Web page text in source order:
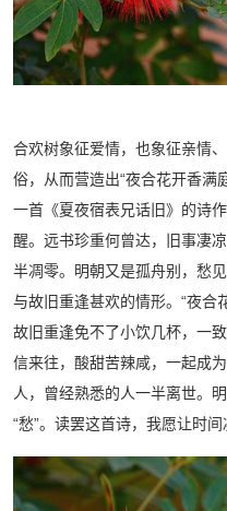
合欢树象征爱情，也象征亲情
俗，从而营造出“夜合花开香满
一首《夏夜宿表兄话旧》的诗
醒。远书珍重何曾达，旧事凄
半凋零。明朝又是孤舟别，愁
与故旧重逢甚欢的情形。“夜合
故旧重逢免不了小饮几杯，一
信来往，酸甜苦辣咸，一起成
人，曾经熟悉的人一半离世。
“愁”。读罢这首诗，我愿让时间